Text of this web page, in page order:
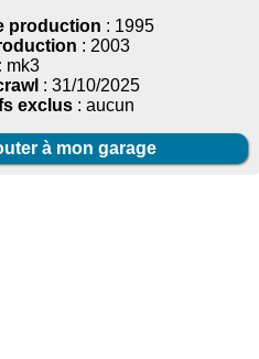
production : 1995
: 2003
mk3
: 31/10/2025
exclus : aucun
à mon garage